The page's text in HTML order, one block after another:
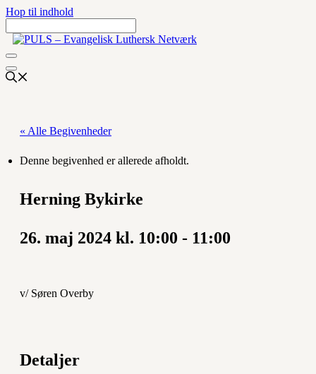
Hop til indhold
« Alle Begivenheder
Denne begivenhed er allerede afholdt.
Herning Bykirke
26. maj 2024 kl. 10:00 - 11:00
v/ Søren Overby
Detaljer